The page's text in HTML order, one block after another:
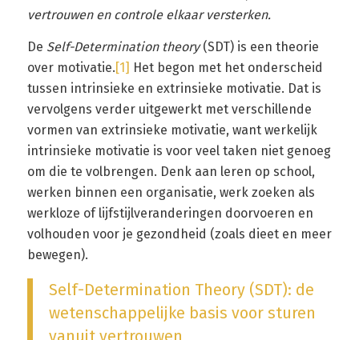
vertrouwen en controle elkaar versterken.
De Self-Determination theory(SDT) is een theorie
over motivatie.[1] Het begon met het onderscheid
tussen intrinsieke en extrinsieke motivatie. Dat is
vervolgens verder uitgewerkt met verschillende
vormen van extrinsieke motivatie, want werkelijk
intrinsieke motivatie is voor veel taken niet genoeg
om die te volbrengen. Denk aan leren op school,
werken binnen een organisatie, werk zoeken als
werkloze of lijfstijlveranderingen doorvoeren en
volhouden voor je gezondheid (zoals dieet en meer
bewegen).
Self-Determination Theory (SDT): de
wetenschappelijke basis voor sturen